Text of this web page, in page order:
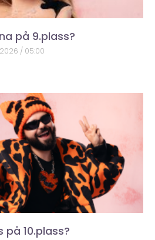
på 9.plass?
05:00
på 10.plass?